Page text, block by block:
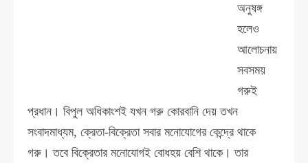
অনুষঙ্গ
হলেও
আলোচনায়
সবসময়
গরুই
প্রধান। বিপুল অধিকাংশই যখন গরু কোরবানি দেয় তখন
সংবাদমাধ্যম, ক্রেতা-বিক্রেতা সবার মনোযোগের কেন্দ্রে থাকে
গরু। তবে বিক্রেতার মনোযোগই বোধহয় বেশি থাকে। তার